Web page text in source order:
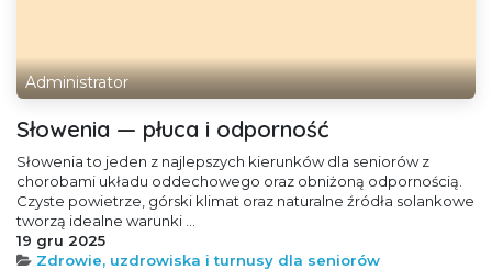
Administrator
Słowenia — płuca i odporność
Słowenia to jeden z najlepszych kierunków dla seniorów z
chorobami układu oddechowego oraz obniżoną odpornością.
Czyste powietrze, górski klimat oraz naturalne źródła solankowe
tworzą idealne warunki ...
19 gru 2025
Zdrowie, uzdrowiska i turnusy dla seniorów